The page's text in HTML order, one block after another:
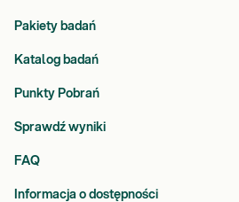
Pakiety badań
Katalog badań
Punkty Pobrań
Sprawdź wyniki
FAQ
Informacja o dostępności